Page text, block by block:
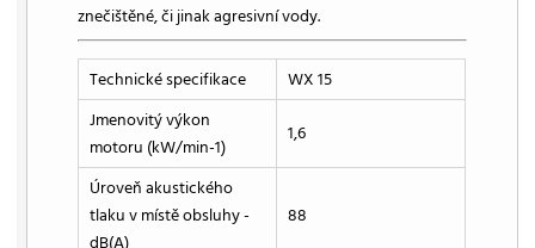
znečištěné, či jinak agresivní vody.
Technické specifikace
WX 15
Jmenovitý výkon
motoru (kW/min-1)
1,6
Úroveň akustického
tlaku v místě obsluhy -
88